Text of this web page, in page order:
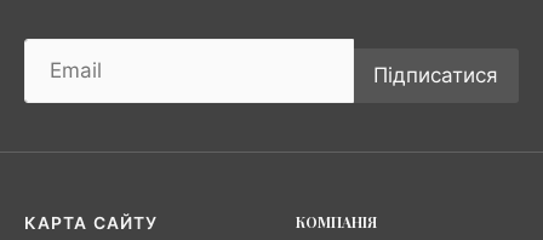
Підписатися
КАРТА САЙТУ
КОМПАНІЯ